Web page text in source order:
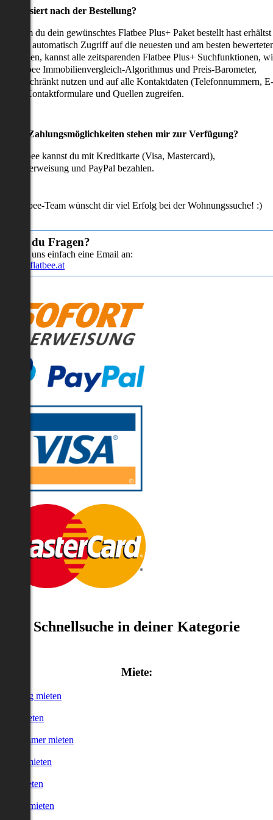
passiert nach der Bestellung?
du dein gewünschtes Flatbee Plus+ Paket bestellt hast erhältst
sofort automatisch Zugriff auf die neuesten und am besten
kannst alle zeitsparenden Flatbee Plus+ Suchfunktionen,
Flatbee Immobilienvergleich-Algorithmus und Preis-Barometer,
nutzen und auf alle Kontaktdaten (Telefonnummern, E-
Kontaktformulare und Quellen zugreifen.
Zahlungsmöglichkeiten stehen mir zur Verfügung?
Flatbee kannst du mit Kreditkarte (Visa, Mastercard),
und PayPal bezahlen.
Flatbee-Team wünscht dir viel Erfolg bei der Wohnungssuche! :)
Hast du Fragen?
Sende uns einfach eine Email an:
info@flatbee.at
Schnellsuche in deiner Kategorie
Miete:
mieten
mieten
Zimmer mieten
mieten
mieten